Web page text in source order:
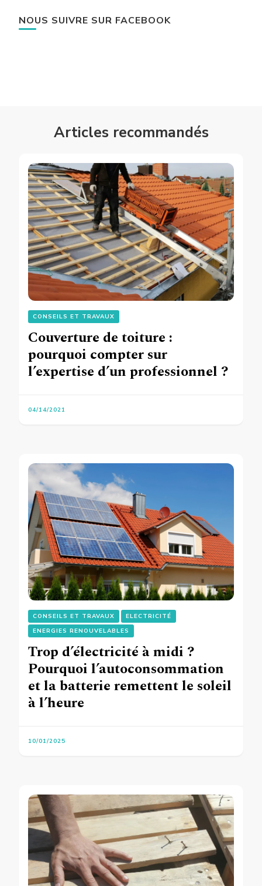
NOUS SUIVRE SUR FACEBOOK
Articles recommandés
CONSEILS ET TRAVAUX
Couverture de toiture :
pourquoi compter sur
l’expertise d’un professionnel ?
04/14/2021
CONSEILS ET TRAVAUX
ELECTRICITÉ
ENERGIES RENOUVELABLES
Trop d’électricité à midi ?
Pourquoi l’autoconsommation
et la batterie remettent le soleil
à l’heure
10/01/2025